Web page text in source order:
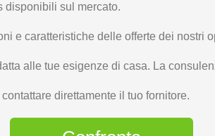
disponibili sul mercato.
e caratteristiche delle offerte dei nostri
alle tue esigenze di casa. La
direttamente il tuo fornitore.